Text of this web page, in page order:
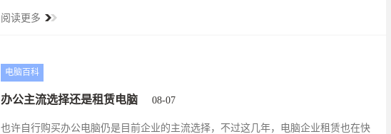
阅读更多
电脑百科
办公主流选择还是租赁电脑 08-07
也许自行购买办公电脑仍是目前企业的主流选择，不过这几年，电脑企业租赁也在快